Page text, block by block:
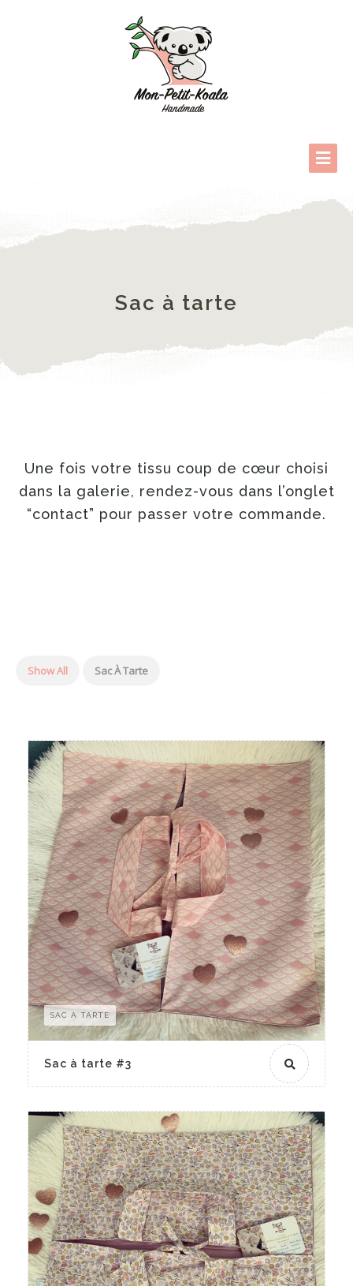
Sac à tarte
Une fois votre tissu coup de cœur choisi
dans la galerie, rendez-vous dans l’onglet
“contact” pour passer votre commande.
Show All Sac À Tarte
Sac à tarte #3
SAC À TARTE